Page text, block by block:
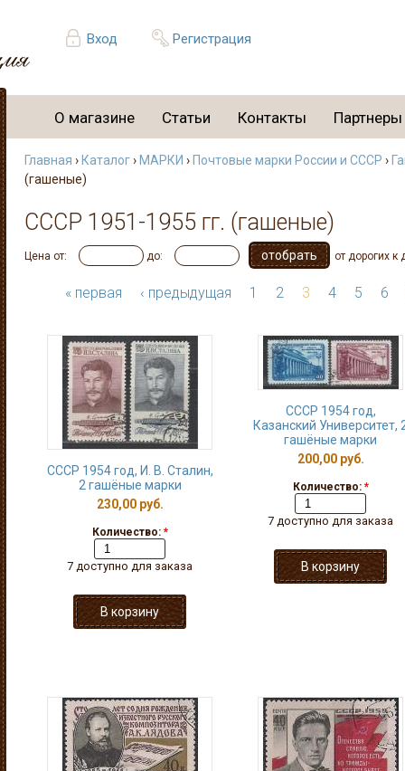
Вход Регистрация
О магазине Статьи Контакты Партнеры
Главная › Каталог› МАРКИ › Почтовые марки России и СССР ›
(гашеные)
СССР 1951-1955 гг. (гашеные)
Цена от: до: от дорогих
« первая ‹ предыдущая 1 2 3 4 5 6
СССР 1954 год, И. В. Сталин,
2 гашёные марки
230,00 руб.
Количество: *
7 доступно для заказа
СССР 1954 год,
Казанский Университет,
гашёные марки
200,00 руб.
Количество: *
7 доступно для заказа